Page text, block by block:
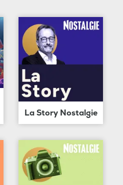
La Story Nostalgie